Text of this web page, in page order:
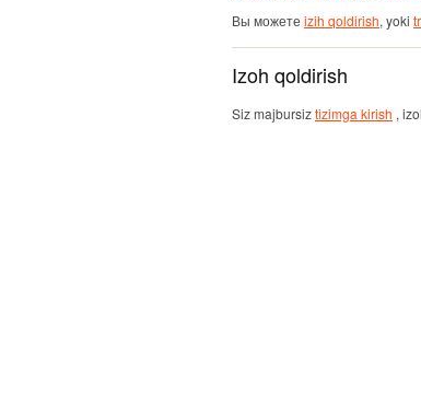
Вы можете izih qoldirish, yoki
Izoh qoldirish
Siz majbursiztizimga kirish ,